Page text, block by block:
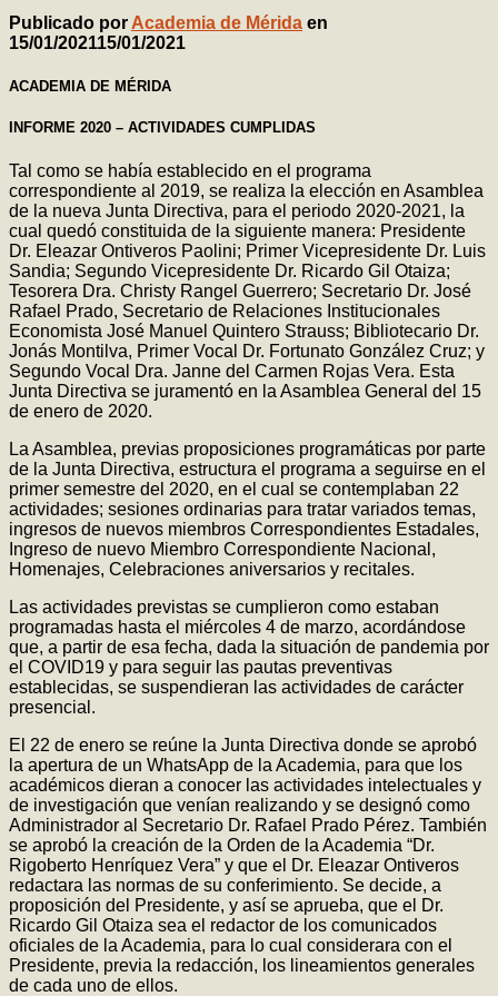
Publicado por Academia de Mérida en
15/01/202115/01/2021
ACADEMIA DE MÉRIDA
INFORME 2020 – ACTIVIDADES CUMPLIDAS
Tal como se había establecido en el programa
correspondiente al 2019, se realiza la elección en Asamblea
de la nueva Junta Directiva, para el periodo 2020-2021, la
cual quedó constituida de la siguiente manera: Presidente
Dr. Eleazar Ontiveros Paolini; Primer Vicepresidente Dr. Luis
Sandia; Segundo Vicepresidente Dr. Ricardo Gil Otaiza;
Tesorera Dra. Christy Rangel Guerrero; Secretario Dr. José
Rafael Prado, Secretario de Relaciones Institucionales
Economista José Manuel Quintero Strauss; Bibliotecario Dr.
Jonás Montilva, Primer Vocal Dr. Fortunato González Cruz; y
Segundo Vocal Dra. Janne del Carmen Rojas Vera. Esta
Junta Directiva se juramentó en la Asamblea General del 15
de enero de 2020.
La Asamblea, previas proposiciones programáticas por parte
de la Junta Directiva, estructura el programa a seguirse en el
primer semestre del 2020, en el cual se contemplaban 22
actividades; sesiones ordinarias para tratar variados temas,
ingresos de nuevos miembros Correspondientes Estadales,
Ingreso de nuevo Miembro Correspondiente Nacional,
Homenajes, Celebraciones aniversarios y recitales.
Las actividades previstas se cumplieron como estaban
programadas hasta el miércoles 4 de marzo, acordándose
que, a partir de esa fecha, dada la situación de pandemia por
el COVID19 y para seguir las pautas preventivas
establecidas, se suspendieran las actividades de carácter
presencial.
El 22 de enero se reúne la Junta Directiva donde se aprobó
la apertura de un WhatsApp de la Academia, para que los
académicos dieran a conocer las actividades intelectuales y
de investigación que venían realizando y se designó como
Administrador al Secretario Dr. Rafael Prado Pérez. También
se aprobó la creación de la Orden de la Academia “Dr.
Rigoberto Henríquez Vera” y que el Dr. Eleazar Ontiveros
redactara las normas de su conferimiento. Se decide, a
proposición del Presidente, y así se aprueba, que el Dr.
Ricardo Gil Otaiza sea el redactor de los comunicados
oficiales de la Academia, para lo cual considerara con el
Presidente, previa la redacción, los lineamientos generales
de cada uno de ellos.